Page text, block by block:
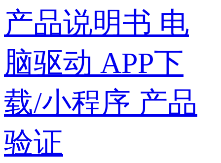
产品说明书 电
脑驱动 APP下
载/小程序 产品
验证